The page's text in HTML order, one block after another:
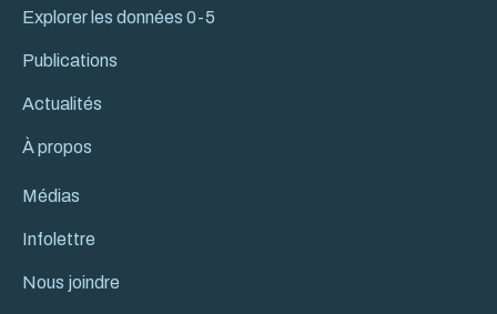
Explorer les données 0-5
Publications
Actualités
À propos
Médias
Infolettre
Nous joindre